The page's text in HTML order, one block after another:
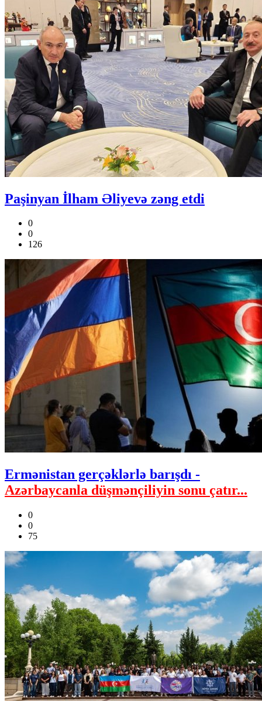
Paşinyan İlham Əliyevə zəng etdi
0
0
126
Ermənistan gerçəklərlə barışdı -
Azərbaycanla düşmənçiliyin sonu çatır...
0
0
75